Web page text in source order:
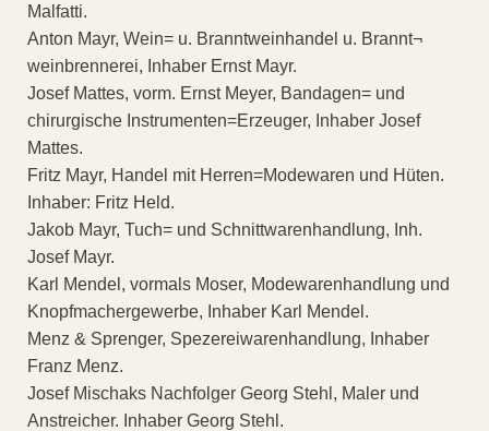
Malfatti.
Anton Mayr, Wein= u. Branntweinhandel u. Brannt¬
weinbrennerei, Inhaber Ernst Mayr.
Josef Mattes, vorm. Ernst Meyer, Bandagen= und
chirurgische Instrumenten=Erzeuger, Inhaber Josef
Mattes.
Fritz Mayr, Handel mit Herren=Modewaren und Hüten.
Inhaber: Fritz Held.
Jakob Mayr, Tuch= und Schnittwarenhandlung, Inh.
Josef Mayr.
Karl Mendel, vormals Moser, Modewarenhandlung und
Knopfmachergewerbe, Inhaber Karl Mendel.
Menz & Sprenger, Spezereiwarenhandlung, Inhaber
Franz Menz.
Josef Mischaks Nachfolger Georg Stehl, Maler und
Anstreicher. Inhaber Georg Stehl.